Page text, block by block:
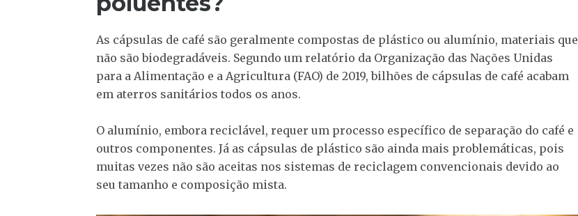
As cápsulas de café são geralmente compostas de plástico ou alumínio, materiais que
não são biodegradáveis. Segundo um relatório da Organização das Nações Unidas
para a Alimentação e a Agricultura (FAO) de 2019, bilhões de cápsulas de café acabam
em aterros sanitários todos os anos.
O alumínio, embora reciclável, requer um processo específico de separação do café e
outros componentes. Já as cápsulas de plástico são ainda mais problemáticas, pois
muitas vezes não são aceitas nos sistemas de reciclagem convencionais devido ao
seu tamanho e composição mista.